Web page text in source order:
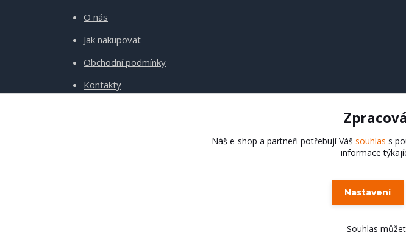
O nás
Jak nakupovat
Obchodní podmínky
Kontakty
Náš e-shop a partneři potřebují Váš souhlas s
informace
Nastavení
Souhlas